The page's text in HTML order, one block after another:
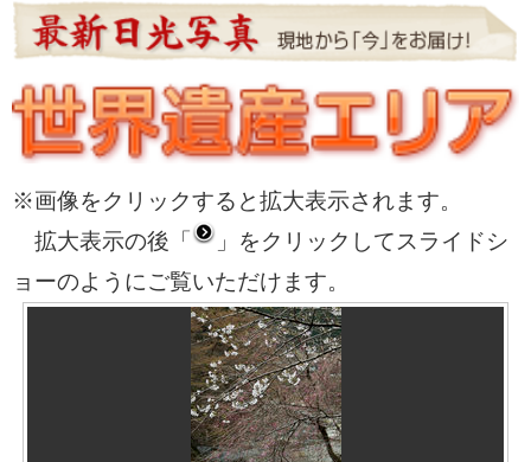
※画像をクリックすると拡大表示されます。
拡大表示の後「
」をクリックしてスライドシ
ョーのようにご覧いただけます。